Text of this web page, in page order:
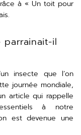
à « Un toit pour
il
insecte que l’on
journée mondiale,
article qui rappelle
à notre
est devenue une